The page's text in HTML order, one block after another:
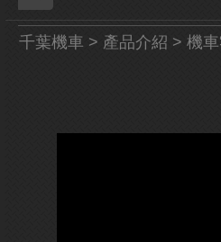
千葉機車 > 產品介紹 > 機